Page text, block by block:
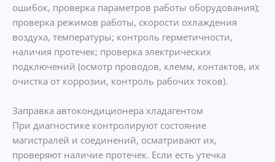
ошибок, проверка параметров работы оборудования);
проверка режимов работы, скорости охлаждения
воздуха, температуры; контроль герметичности,
наличия протечек; проверка электрических
подключений (осмотр проводов, клемм, контактов, их
очистка от коррозии, контроль рабочих токов).
Заправка автокондиционера хладагентом
При диагностике контролируют состояние
магистралей и соединений, осматривают их,
проверяют наличие протечек. Если есть утечка